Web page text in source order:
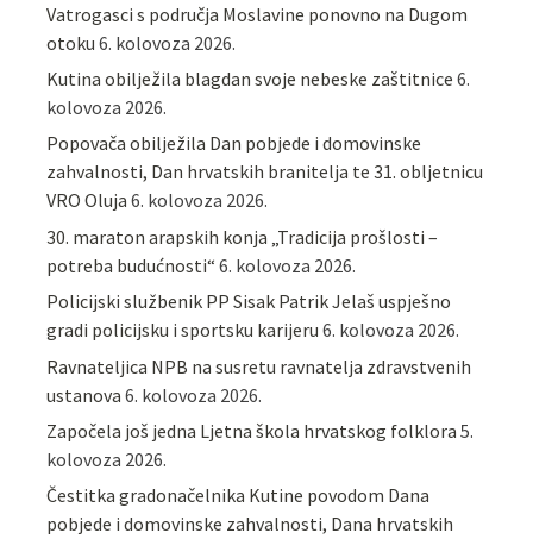
Vatrogasci s područja Moslavine ponovno na Dugom
otoku 6. kolovoza 2026.
Kutina obilježila blagdan svoje nebeske zaštitnice 6.
kolovoza 2026.
Popovača obilježila Dan pobjede i domovinske
zahvalnosti, Dan hrvatskih branitelja te 31. obljetnicu
VRO Oluja 6. kolovoza 2026.
30. maraton arapskih konja „Tradicija prošlosti –
potreba budućnosti“ 6. kolovoza 2026.
Policijski službenik PP Sisak Patrik Jelaš uspješno
gradi policijsku i sportsku karijeru 6. kolovoza 2026.
Ravnateljica NPB na susretu ravnatelja zdravstvenih
ustanova 6. kolovoza 2026.
Započela još jedna Ljetna škola hrvatskog folklora 5.
kolovoza 2026.
Čestitka gradonačelnika Kutine povodom Dana
pobjede i domovinske zahvalnosti, Dana hrvatskih